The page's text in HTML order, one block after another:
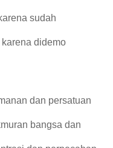
sudah
didemo
dan persatuan
bangsa dan